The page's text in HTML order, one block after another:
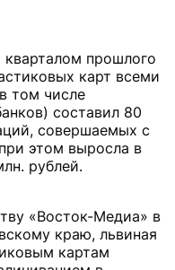
прошлого
карт всеми
том числе
составил 80
совершаемых с
этом выросла в
рублей.
«Восток-Медиа» в
краю, львиная
картам